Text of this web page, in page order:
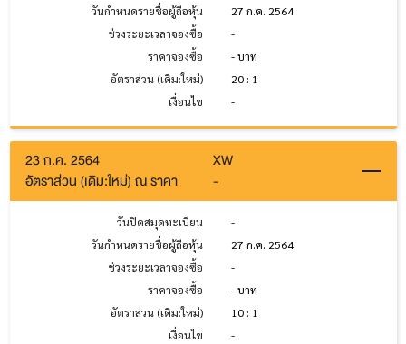
วันกำหนดรายชื่อผู้ถือหุ้น
27 ก.ค. 2564
ช่วงระยะเวลาจองซื้อ
-
ราคาจองซื้อ
- บาท
อัตราส่วน (เดิม:ใหม่)
20 : 1
เงื่อนไข
-
23 ก.ค. 2564
XW
อัตราส่วน (เดิม:ใหม่) ณ ราคา
-
วันปิดสมุดทะเบียน
-
วันกำหนดรายชื่อผู้ถือหุ้น
27 ก.ค. 2564
ช่วงระยะเวลาจองซื้อ
-
ราคาจองซื้อ
- บาท
อัตราส่วน (เดิม:ใหม่)
10 : 1
เงื่อนไข
-